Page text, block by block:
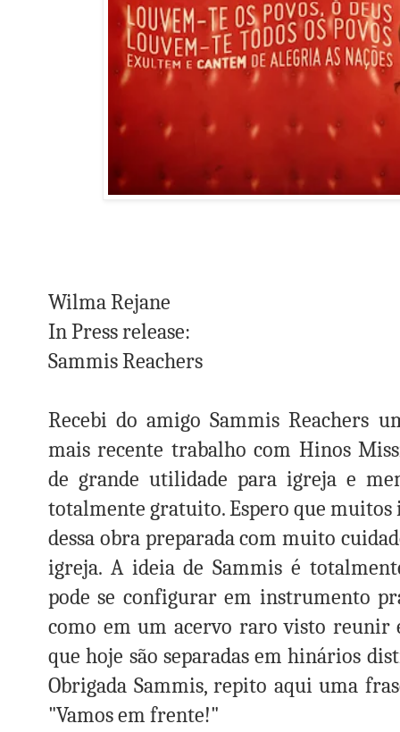
Wilma Rejane
In Press release:
Sammis Reachers
Recebi do amigo Sammis Reachers
mais recente trabalho com Hinos
de grande utilidade para igreja e
totalmente gratuito. Espero que muitos
dessa obra preparada com muito
igreja. A ideia de Sammis é
pode se configurar em instrumento
como em um acervo raro visto reunir
que hoje são separadas em hinários
Obrigada Sammis, repito aqui uma
"Vamos em frente!"